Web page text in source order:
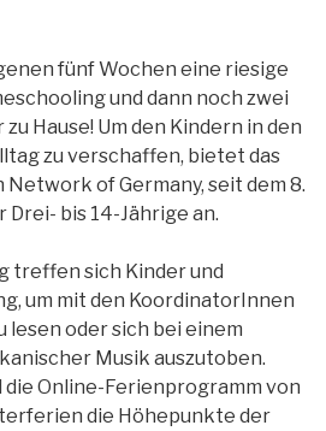
fünf Wochen eine riesige
und dann noch zwei
Hause! Um den Kindern in den
zu verschaffen, bietet das
of Germany, seit dem 8.
bis 14-Jährige an.
treffen sich Kinder und
um mit den KoordinatorInnen
lesen oder sich bei einem
Musik auszutoben.
die Online-Ferienprogramm von
die Höhepunkte der